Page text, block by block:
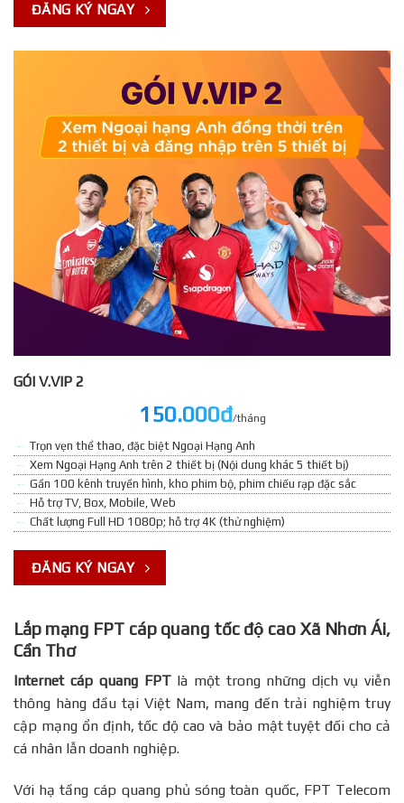
ĐĂNG KÝ NGAY
GÓI V.VIP 2
150.000đ/tháng
Trọn vẹn thể thao, đặc biệt Ngoại Hạng Anh
Xem Ngoại Hạng Anh trên 2 thiết bị (Nội dung khác 5 thiết bị)
Gần 100 kênh truyền hình, kho phim bộ, phim chiếu rạp đặc sắc
Hỗ trợ TV, Box, Mobile, Web
Chất lượng Full HD 1080p; hỗ trợ 4K (thử nghiệm)
ĐĂNG KÝ NGAY
Lắp mạng FPT cáp quang tốc độ cao Xã Nhơn Ái,
Cần Thơ
Internet cáp quang FPTlà một trong những dịch vụ viễn
thông hàng đầu tại Việt Nam, mang đến trải nghiệm truy
cập mạng ổn định, tốc độ cao và bảo mật tuyệt đối cho cả
cá nhân lẫn doanh nghiệp.
Với hạ tầng cáp quang phủ sóng toàn quốc, FPT Telecom